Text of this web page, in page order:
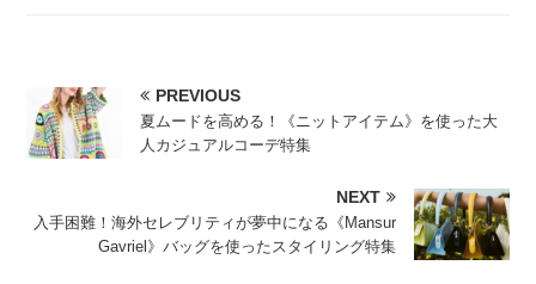
PREVIOUS
夏ムードを高める！《ニットアイテム》を使った大
人カジュアルコーデ特集
NEXT
入手困難！海外セレブリティが夢中になる《Mansur
Gavriel》バッグを使ったスタイリング特集